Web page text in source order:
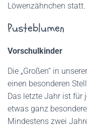
Löwenzähnchen statt.
Pusteblumen
Vorschulkinder
Die „Großen“ in
einen besonderen
Das letzte Jahr ist für
etwas ganz
Mindestens zwei